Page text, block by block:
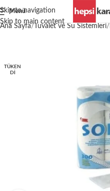
Skip to navigation
Skip to main content
Menü
Ana Sayfa Tuvalet ve Su Sistemleri
TÜKEN
DI